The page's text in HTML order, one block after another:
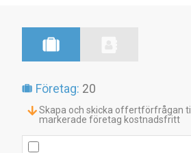
Företag: 20
Skapa och skicka offertförfrågan till
markerade företag kostnadsfritt